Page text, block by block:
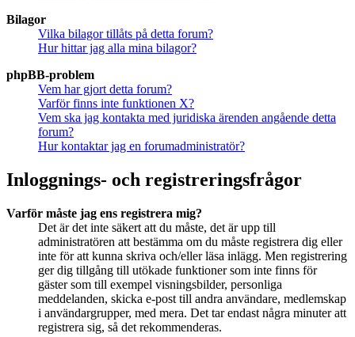
Bilagor
Vilka bilagor tillåts på detta forum?
Hur hittar jag alla mina bilagor?
phpBB-problem
Vem har gjort detta forum?
Varför finns inte funktionen X?
Vem ska jag kontakta med juridiska ärenden angående detta
forum?
Hur kontaktar jag en forumadministratör?
Inloggnings- och registreringsfrågor
Varför måste jag ens registrera mig?
Det är det inte säkert att du måste, det är upp till
administratören att bestämma om du måste registrera dig eller
inte för att kunna skriva och/eller läsa inlägg. Men registrering
ger dig tillgång till utökade funktioner som inte finns för
gäster som till exempel visningsbilder, personliga
meddelanden, skicka e-post till andra användare, medlemskap
i användargrupper, med mera. Det tar endast några minuter att
registrera sig, så det rekommenderas.